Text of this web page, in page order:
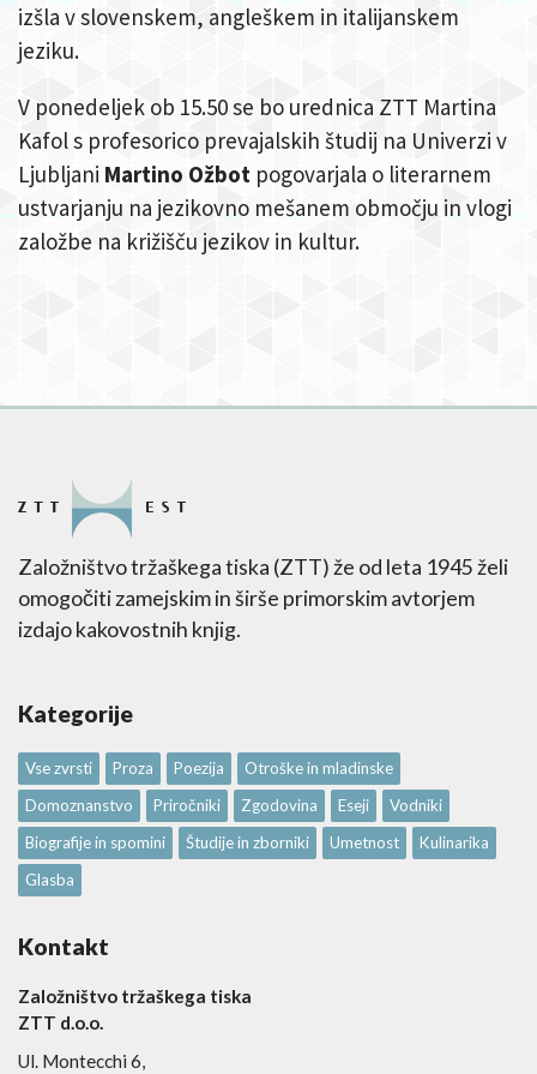
izšla v slovenskem, angleškem in italijanskem
jeziku.
V ponedeljek ob 15.50 se bo urednica ZTT Martina
Kafol s profesorico prevajalskih študij na Univerzi v
Ljubljani Martino Ožbot pogovarjala o literarnem
ustvarjanju na jezikovno mešanem območju in vlogi
založbe na križišču jezikov in kultur.
Založništvo tržaškega tiska (ZTT) že od leta 1945 želi
omogočiti zamejskim in širše primorskim avtorjem
izdajo kakovostnih knjig.
Kategorije
Vse zvrsti Proza Poezija
Otroške in mladinske
Domoznanstvo
Priročniki Zgodovina Eseji
Vodniki
Biografije in spomini
Študije in zborniki Umetnost
Kulinarika
Glasba
Kontakt
Založništvo tržaškega tiska
ZTT d.o.o.
Ul. Montecchi 6,